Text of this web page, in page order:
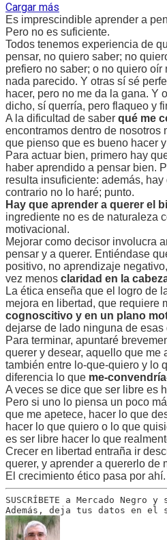
Cargar más
Es imprescindible aprender a
Pero no es suficiente.
Todos tenemos experiencia de
pensar, no quiero saber; no
prefiero no saber; o no quiero oír
nada parecido. Y otras sí sé
hacer, pero no me da la gana. Y
dicho, sí querría, pero flaqueo y
A la dificultad de saber qué me
encontramos dentro de nosotros
que pienso que es bueno hacer
Para actuar bien, primero hay
haber aprendido a pensar bien.
resulta insuficiente: además,
contrario no lo haré; punto.
Hay que aprender a querer el
ingrediente no es de naturaleza
motivacional.
Mejorar como decisor involucra
pensar y a querer. Entiéndase
positivo, no aprendizaje
vez menos claridad en la
La ética enseña que el logro de
mejora en libertad, que requiere
cognoscitivo y en un plano
dejarse de lado ninguna de
Para terminar, apuntaré
querer y desear, aquello que me
también entre lo-que-quiero y lo
diferencia lo que me-
A veces se dice que ser libre es
Pero si uno lo piensa un poco
que me apetece, hacer lo que
hacer lo que quiero o lo que
es ser libre hacer lo que
Crecer en libertad entraña ir
querer, y aprender a quererlo de
El crecimiento ético pasa por ahí.
SUSCRÍBETE a Mercado
Además, deja tus datos en